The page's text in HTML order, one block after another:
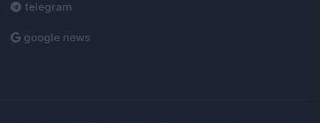
telegram
google news